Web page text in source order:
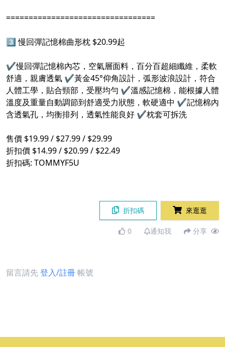
=================================
3️⃣️ 慢回彈記憶棉曲形枕 $20.99起
✔慢回彈記憶棉內芯，空氣層面料，百分百超細纖維，柔軟
舒適，親膚透氣 ✔黃金45°仰角設計，弧形波浪設計，符合
人體工學，貼合頸部，受壓均勻 ✔溫感記憶棉，能根據人體
溫度及重量自動調節到舒適受力狀態，軟硬適中 ✔記憶棉內
含透氣孔，均衡排列，透氣性能良好 ✔枕套可拆洗
售價 $19.99 / $27.99 / $29.99
折扣價 $14.99 / $20.99 / $22.49
折扣碼: TOMMYF5U
折扣碼 來逛逛
0 通知我 分享
留言請先登入/註冊帳號